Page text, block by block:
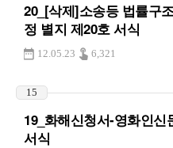
20_[삭제]소송등 법률구
정 별지 제20호 서식
12.05.23 6,321
15
19_화해신청서-영화인
서식